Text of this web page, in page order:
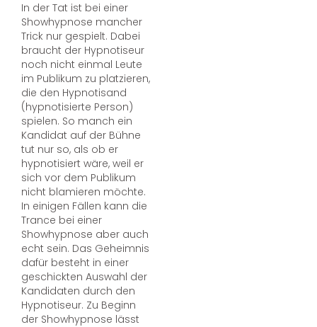
In der Tat ist bei einer
Showhypnose mancher
Trick nur gespielt. Dabei
braucht der Hypnotiseur
noch nicht einmal Leute
im Publikum zu platzieren,
die den Hypnotisand
(hypnotisierte Person)
spielen. So manch ein
Kandidat auf der Bühne
tut nur so, als ob er
hypnotisiert wäre, weil er
sich vor dem Publikum
nicht blamieren möchte.
In einigen Fällen kann die
Trance bei einer
Showhypnose aber auch
echt sein. Das Geheimnis
dafür besteht in einer
geschickten Auswahl der
Kandidaten durch den
Hypnotiseur. Zu Beginn
der Showhypnose lässt